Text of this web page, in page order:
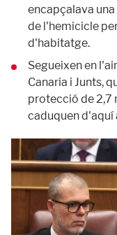
encapçalava
de l'hemicicle
d'habitatge.
Segueixen en
Canaria i Junts,
protecció de 2,7
caduquen d'aquí